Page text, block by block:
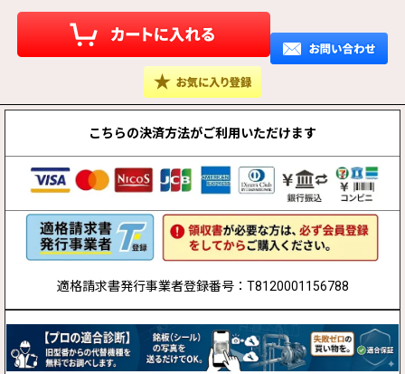
こちらの決済方法がご利用いただけます
適格請求書発行事業者登録番号：T8120001156788